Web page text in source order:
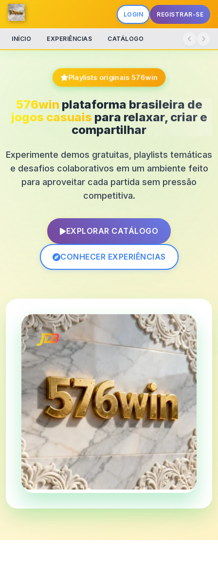
LOGIN REGISTRAR-SE
INÍCIO EXPERIÊNCIAS CATÁLOGO
Playlists originais 576win
576win plataforma brasileira de
jogos casuais para relaxar, criar e
compartilhar
Experimente demos gratuitas, playlists temáticas
e desafios colaborativos em um ambiente feito
para aproveitar cada partida sem pressão
competitiva.
EXPLORAR CATÁLOGO
CONHECER EXPERIÊNCIAS